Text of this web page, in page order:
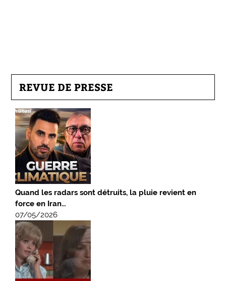
REVUE DE PRESSE
Quand les radars sont détruits, la pluie revient en
force en Iran…
07/05/2026